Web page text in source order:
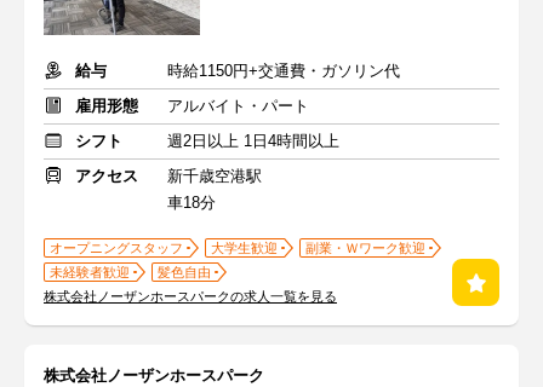
給与
時給1150円+交通費・ガソリン代
雇用形態
アルバイト・パート
シフト
週2日以上 1日4時間以上
アクセス
新千歳空港駅
車18分
オープニングスタッフ 大学生歓迎
副業・Ｗワーク歓迎
未経験者歓迎
髪色自由
株式会社ノーザンホースパークの求人一覧を見る
株式会社ノーザンホースパーク